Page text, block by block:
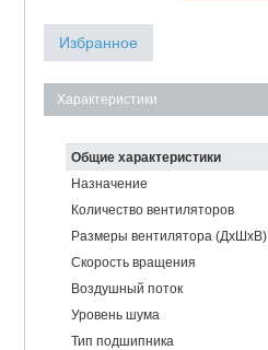
Избранное
Характеристики
Общие характеристики
Назначение
Количество вентиляторов
Размеры вентилятора (ДхШхВ)
Скорость вращения
Воздушный поток
Уровень шума
Тип подшипника